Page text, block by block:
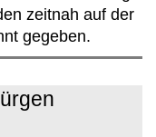
zeitnah auf der
gegeben.